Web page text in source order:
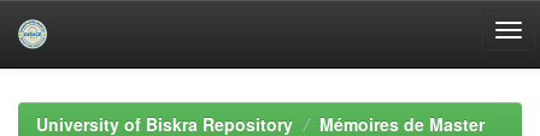
navigationUniversity of Biskra Repository
Mémoires de Master